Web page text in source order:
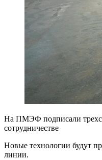
На ПМЭФ подписали
сотрудничестве
Новые технологии будут
линии.